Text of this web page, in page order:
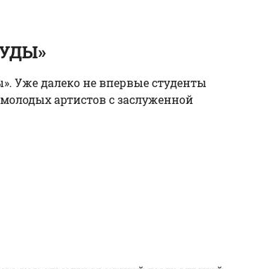
Уже далеко не впервые студенты
артистов с заслуженной